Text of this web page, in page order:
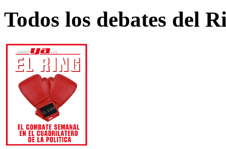
Todos los debates del